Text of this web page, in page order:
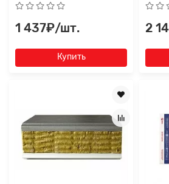
1 437₽/шт.
Купить
2